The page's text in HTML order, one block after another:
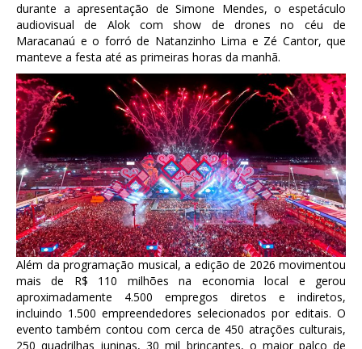
durante a apresentação de Simone Mendes, o espetáculo
audiovisual de Alok com show de drones no céu de
Maracanaú e o forró de Natanzinho Lima e Zé Cantor, que
manteve a festa até as primeiras horas da manhã.
Além da programação musical, a edição de 2026 movimentou
mais de R$ 110 milhões na economia local e gerou
aproximadamente 4.500 empregos diretos e indiretos,
incluindo 1.500 empreendedores selecionados por editais. O
evento também contou com cerca de 450 atrações culturais,
250 quadrilhas juninas, 30 mil brincantes, o maior palco de